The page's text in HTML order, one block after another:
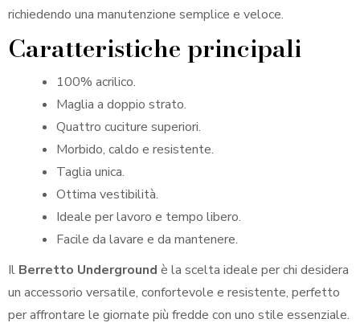
richiedendo una manutenzione semplice e veloce.
Caratteristiche principali
100% acrilico.
Maglia a doppio strato.
Quattro cuciture superiori.
Morbido, caldo e resistente.
Taglia unica.
Ottima vestibilità.
Ideale per lavoro e tempo libero.
Facile da lavare e da mantenere.
Il Berretto Underground è la scelta ideale per chi desidera
un accessorio versatile, confortevole e resistente, perfetto
per affrontare le giornate più fredde con uno stile essenziale.